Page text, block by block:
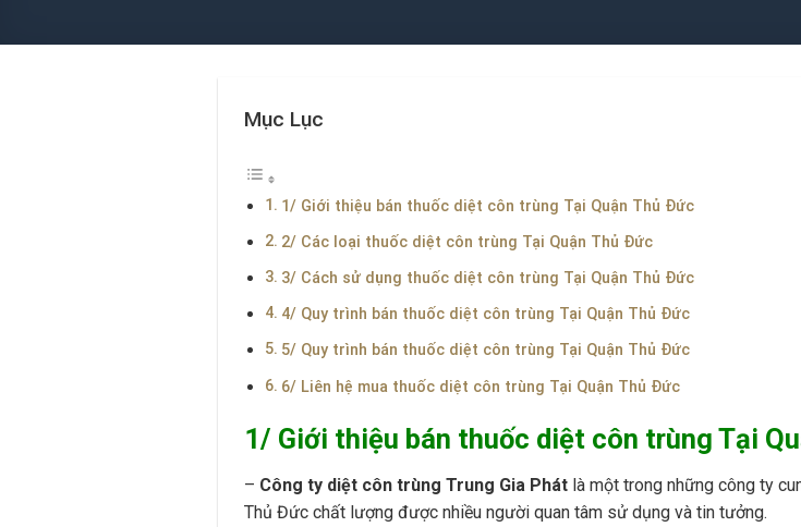
Mục Lục
1/ Giới thiệu bán thuốc diệt côn trùng Tại Quận Thủ Đức
2/ Các loại thuốc diệt côn trùng Tại Quận Thủ Đức
3/ Cách sử dụng thuốc diệt côn trùng Tại Quận Thủ Đức
4/ Quy trình bán thuốc diệt côn trùng Tại Quận Thủ Đức
5/ Quy trình bán thuốc diệt côn trùng Tại Quận Thủ Đức
6/ Liên hệ mua thuốc diệt côn trùng Tại Quận Thủ Đức
1/ Giới thiệu bán thuốc diệt côn trùng Tại
– Công ty diệt côn trùng Trung Gia Phátlà một trong những công ty
Thủ Đức chất lượng được nhiều người quan tâm sử dụng và tin tưởng.